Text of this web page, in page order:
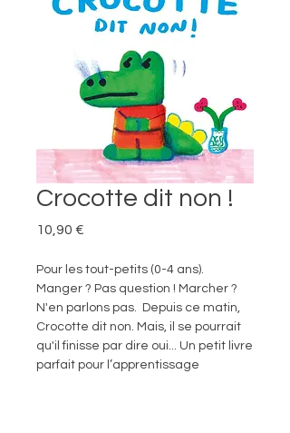
Crocotte dit non !
10,90 €
Pour les tout-petits (0-4 ans).
Manger ? Pas question ! Marcher ?
N'en parlons pas. Depuis ce matin,
Crocotte dit non. Mais, il se pourrait
qu'il finisse par dire oui... Un petit livre
parfait pour l’apprentissage